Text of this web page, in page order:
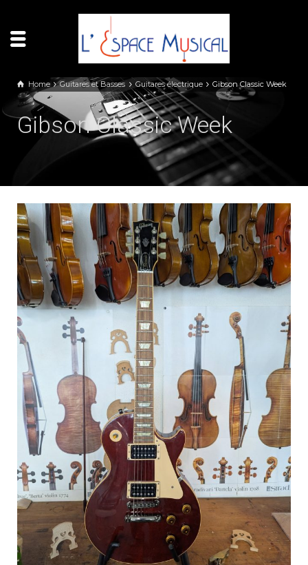
Home Guitares et Basses Guitares électrique Gibson Classic Week
Gibson Classic Week